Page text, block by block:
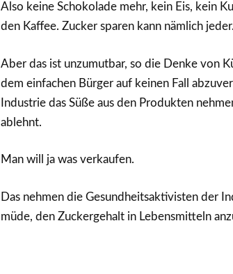
Also keine Schokolade mehr, kein Eis, kein
den Kaffee. Zucker sparen kann nämlich jeder.
Aber das ist unzumutbar, so die Denke von
dem einfachen Bürger auf keinen Fall
Industrie das Süße aus den Produkten
ablehnt.
Man will ja was verkaufen.
Das nehmen die Gesundheitsaktivisten der
müde, den Zuckergehalt in Lebensmitteln